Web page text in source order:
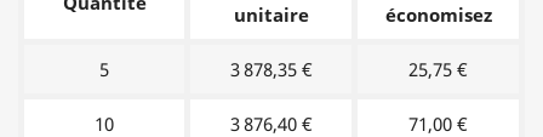
unitaire
économisez
5 3 878,35 € 25,75 €
10 3 876,40 € 71,00 €